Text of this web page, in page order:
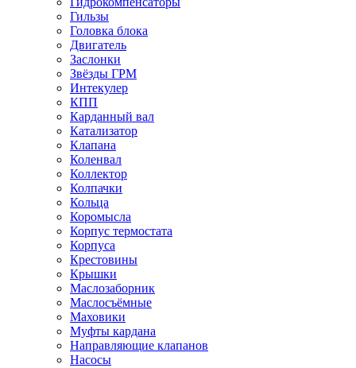
Гильзы
Головка блока
Двигатель
Заслонки
Звёзды ГРМ
Интекулер
КПП
Карданный вал
Катализатор
Клапана
Коленвал
Коллектор
Колпачки
Кольца
Коромысла
Корпус термостата
Корпуса
Крестовины
Крышки
Маслозаборник
Маслосъёмные
Маховики
Муфты кардана
Направляющие клапанов
Насосы